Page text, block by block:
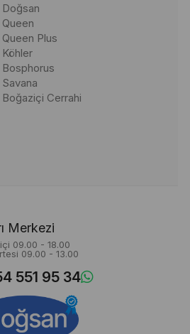
kullanılır. Oyucu ise,
Doğsan
Queen
Queen Plus
Köhler
Bosphorus
Savana
Boğaziçi Cerrahi
Merkezi
09.00 - 18.00
09.00 - 13.00
551 95 34